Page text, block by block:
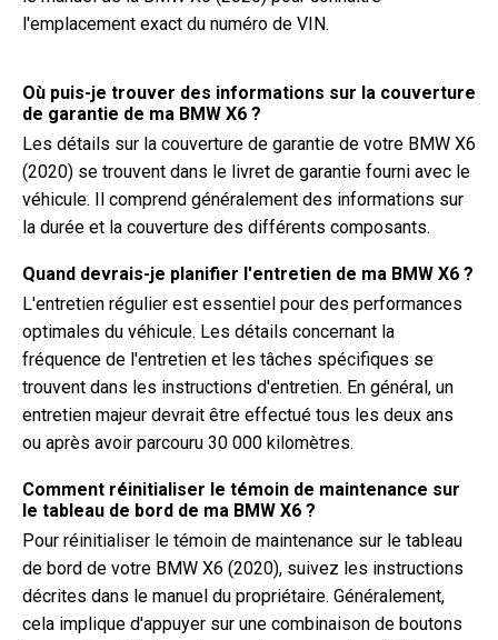
l'emplacement exact du numéro de VIN.
Où puis-je trouver des informations sur la couverture
de garantie de ma BMW X6 ?
Les détails sur la couverture de garantie de votre BMW X6
(2020) se trouvent dans le livret de garantie fourni avec le
véhicule. Il comprend généralement des informations sur
la durée et la couverture des différents composants.
Quand devrais-je planifier l'entretien de ma BMW X6 ?
L'entretien régulier est essentiel pour des performances
optimales du véhicule. Les détails concernant la
fréquence de l'entretien et les tâches spécifiques se
trouvent dans les instructions d'entretien. En général, un
entretien majeur devrait être effectué tous les deux ans
ou après avoir parcouru 30 000 kilomètres.
Comment réinitialiser le témoin de maintenance sur
le tableau de bord de ma BMW X6 ?
Pour réinitialiser le témoin de maintenance sur le tableau
de bord de votre BMW X6 (2020), suivez les instructions
décrites dans le manuel du propriétaire. Généralement,
cela implique d'appuyer sur une combinaison de boutons